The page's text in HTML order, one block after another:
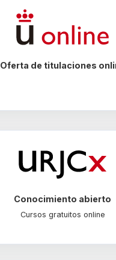
Oferta de titulaciones
Conocimiento abierto
Cursos gratuitos online